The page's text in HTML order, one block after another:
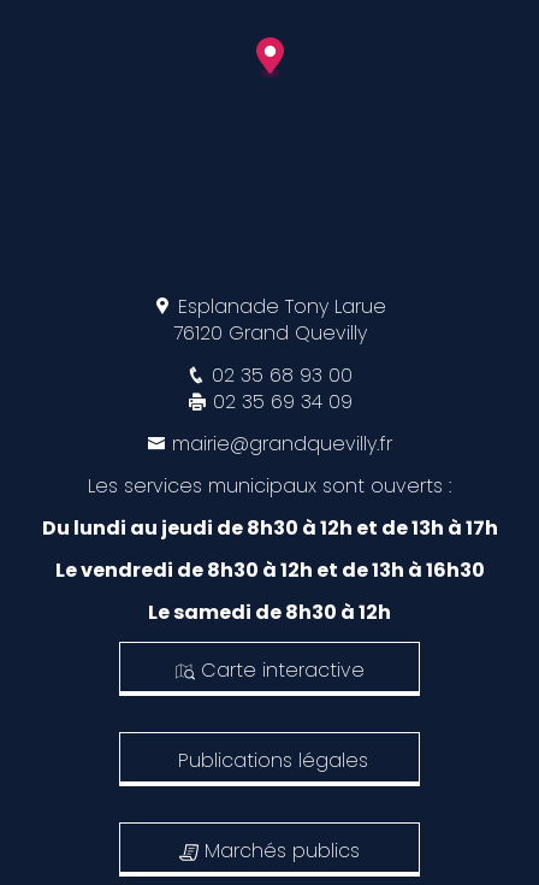
Esplanade Tony Larue
76120 Grand Quevilly
02 35 68 93 00
02 35 69 34 09
mairie@grandquevilly.fr
Les services municipaux sont ouverts :
Du lundi au jeudi de 8h30 à 12h et de 13h à 17h
Le vendredi de 8h30 à 12h et de 13h à 16h30
Le samedi de 8h30 à 12h
Carte interactive
Publications légales
Marchés publics